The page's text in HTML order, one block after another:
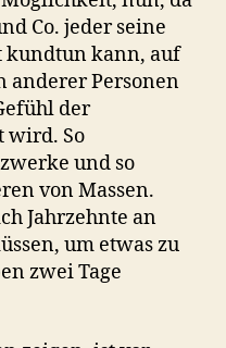
Co. jeder seine
kundtun kann, auf
anderer Personen
der
wird. So
und so
von Massen.
Jahrzehnte an
um etwas zu
zwei Tage